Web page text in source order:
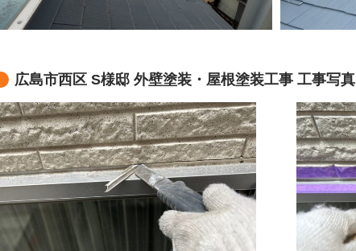
広島市西区 S様邸 外壁塗装・屋根塗装工事 工事写